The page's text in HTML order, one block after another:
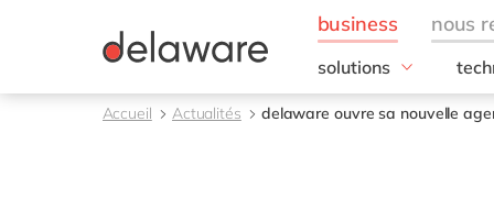
solutions
besoins de
SAP
Accueil Actualités delaware ouvre sa nouvelle